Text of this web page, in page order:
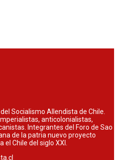
Socialismo Allendista de Chile.
anticolonialistas,
Integrantes del Foro de Sao
de la patria nuevo proyecto
el Chile del siglo XXI.